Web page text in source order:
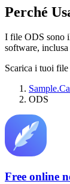
Perché
I file ODS sono
software,
Scarica i tuoi
ODS
Free online